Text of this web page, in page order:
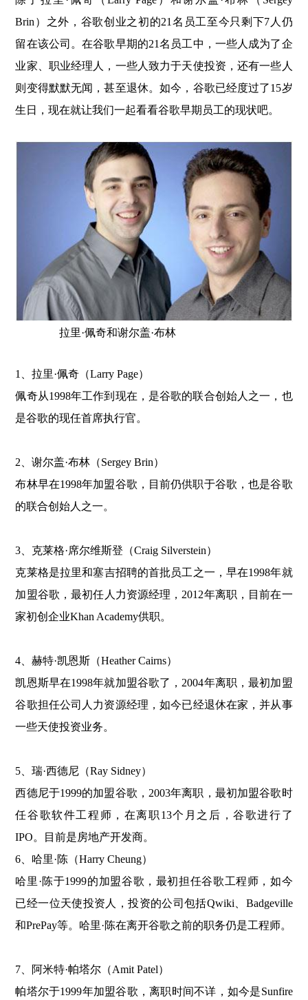
Brin）之外，谷歌创业之初的21名员工至今只剩下7人仍
留在该公司。在谷歌早期的21名员工中，一些人成为了企
业家、职业经理人，一些人致力于天使投资，还有一些人
则变得默默无闻，甚至退休。如今，谷歌已经度过了15岁
生日，现在就让我们一起看看谷歌早期员工的现状吧。
拉里·佩奇和谢尔盖·布林
1、拉里·佩奇（Larry Page）
佩奇从1998年工作到现在，是谷歌的联合创始人之一，也
是谷歌的现任首席执行官。
2、谢尔盖·布林（Sergey Brin）
布林早在1998年加盟谷歌，目前仍供职于谷歌，也是谷歌
的联合创始人之一。
3、克莱格·席尔维斯登（Craig Silverstein）
克莱格是拉里和塞吉招聘的首批员工之一，早在1998年就
加盟谷歌，最初任人力资源经理，2012年离职，目前在一
家初创企业Khan Academy供职。
4、赫特·凯恩斯（Heather Cairns）
凯恩斯早在1998年就加盟谷歌了，2004年离职，最初加盟
谷歌担任公司人力资源经理，如今已经退休在家，并从事
一些天使投资业务。
5、瑞·西德尼（Ray Sidney）
西德尼于1999的加盟谷歌，2003年离职，最初加盟谷歌时
任谷歌软件工程师，在离职13个月之后，谷歌进行了
IPO。目前是房地产开发商。
6、哈里·陈（Harry Cheung）
哈里·陈于1999的加盟谷歌，最初担任谷歌工程师，如今
已经一位天使投资人，投资的公司包括Qwiki、Badgeville
和PrePay等。哈里·陈在离开谷歌之前的职务仍是工程师。
7、阿米特·帕塔尔（Amit Patel）
帕塔尔于1999年加盟谷歌，离职时间不详，如今是Sunfire